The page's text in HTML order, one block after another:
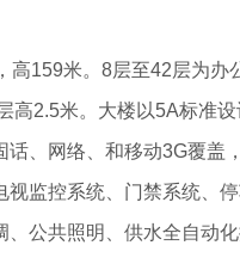
高159米。8层至42层为
高2.5米。大楼以5A标准
话、网络、和移动3G覆盖
视监控系统、门禁系统、
、公共照明、供水全自动